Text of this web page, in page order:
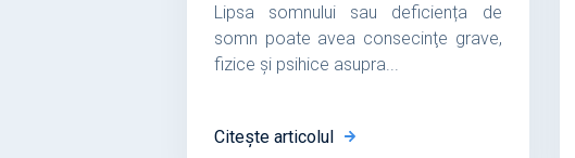
Lipsa somnului sau deficiența de
somn poate avea consecinţe grave,
fizice și psihice asupra...
Citește articolul